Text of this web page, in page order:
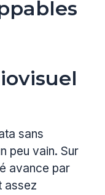
sans
peu vain. Sur
avance par
assez